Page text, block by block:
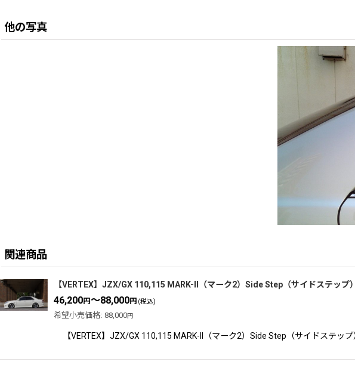
他の写真
関連商品
【VERTEX】JZX/GX 110,115 MARK-II（マーク2）Side Step（サイドステップ）
46,200円～88,000円 (税込)
希望小売価格: 88,000円
【VERTEX】JZX/GX 110,115 MARK-II（マーク2）Side Step（サイドステ